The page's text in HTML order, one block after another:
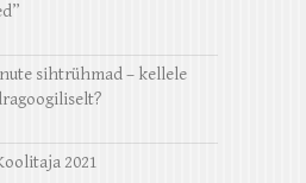
sihtrühmad – kellele
2021